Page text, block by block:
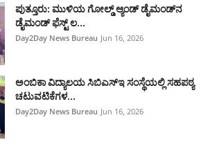
ಪುತ್ತೂರು: ಮುಳಿಯ ಗೋಲ್ಡ್ ಆ್ಯಂಡ್ ಡೈಮಂಡ್‌ನ
ಡೈಮಂಡ್ ಫೆಸ್ಟ್‌ ಲ...
Day2Day News Bureau Jun 16, 2026
ಅಂಬಿಕಾ ವಿದ್ಯಾಲಯ ಸಿಬಿಎಸ್‌ಇ ಸಂಸ್ಥೆಯಲ್ಲಿ ಸಹಪಠ್ಯ
ಚಟುವಟಿಕೆಗಳ...
Day2Day News Bureau Jun 16, 2026